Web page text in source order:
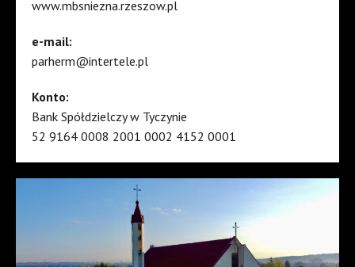
www.mbsniezna.rzeszow.pl
e-mail:
parherm@intertele.pl
Konto:
Bank Spółdzielczy w Tyczynie
52 9164 0008 2001 0002 4152 0001